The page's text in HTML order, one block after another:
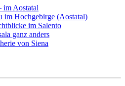
im Aostatal
im Hochgebirge (Aostatal)
im Salento
ganz anders
von Siena